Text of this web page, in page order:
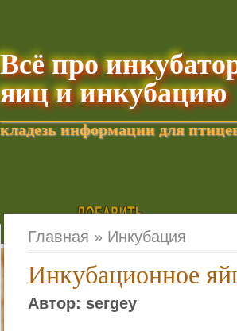
Всё про
яиц и инкубацию
кладезь информации для
Добавить
Главная » Инкубация
Инкубационное
Автор: sergey